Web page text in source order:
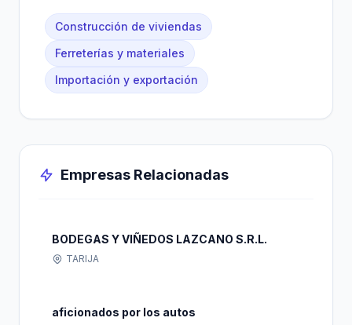
Construcción de viviendas
Ferreterías y materiales
Importación y exportación
Empresas Relacionadas
BODEGAS Y VIÑEDOS LAZCANO S.R.L.
TARIJA
aficionados por los autos